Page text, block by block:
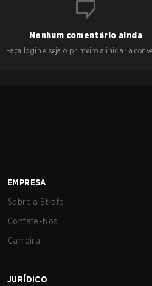
Nenhum comentário ainda
Faça login e seja o primeiro a iniciar a
EMPRESA
Sobre a Strafe
Contate-Nos
Carreira
JURÍDICO